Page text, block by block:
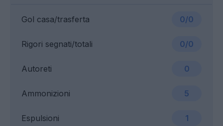
Gol casa/trasferta 0/0
Ammonizioni 5
Rigori segnati/totali 0/0
Espulsioni 1
Autoreti 0